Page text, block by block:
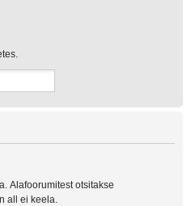
Alafoorumitest otsitakse
all ei keela.